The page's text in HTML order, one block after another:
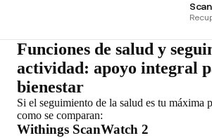
Funciones de salud y
actividad: apoyo integral
bienestar
Si el seguimiento de la salud es tu máxima
como se comparan:
Withings ScanWatch 2